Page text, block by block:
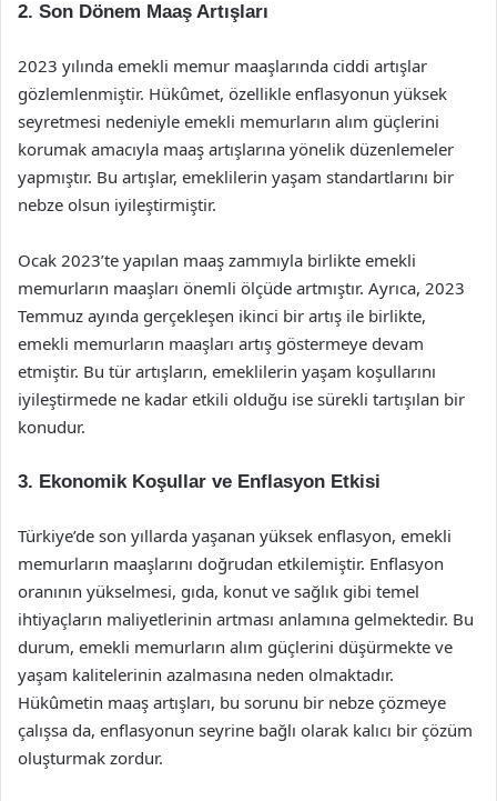
2. Son Dönem Maaş Artışları
2023 yılında emekli memur maaşlarında ciddi artışlar
gözlemlenmiştir. Hükûmet, özellikle enflasyonun yüksek
seyretmesi nedeniyle emekli memurların alım güçlerini
korumak amacıyla maaş artışlarına yönelik düzenlemeler
yapmıştır. Bu artışlar, emeklilerin yaşam standartlarını bir
nebze olsun iyileştirmiştir.
Ocak 2023’te yapılan maaş zammıyla birlikte emekli
memurların maaşları önemli ölçüde artmıştır. Ayrıca, 2023
Temmuz ayında gerçekleşen ikinci bir artış ile birlikte,
emekli memurların maaşları artış göstermeye devam
etmiştir. Bu tür artışların, emeklilerin yaşam koşullarını
iyileştirmede ne kadar etkili olduğu ise sürekli tartışılan bir
konudur.
3. Ekonomik Koşullar ve Enflasyon Etkisi
Türkiye’de son yıllarda yaşanan yüksek enflasyon, emekli
memurların maaşlarını doğrudan etkilemiştir. Enflasyon
oranının yükselmesi, gıda, konut ve sağlık gibi temel
ihtiyaçların maliyetlerinin artması anlamına gelmektedir. Bu
durum, emekli memurların alım güçlerini düşürmekte ve
yaşam kalitelerinin azalmasına neden olmaktadır.
Hükûmetin maaş artışları, bu sorunu bir nebze çözmeye
çalışsa da, enflasyonun seyrine bağlı olarak kalıcı bir çözüm
oluşturmak zordur.